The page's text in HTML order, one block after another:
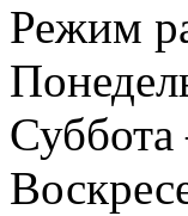
Режим